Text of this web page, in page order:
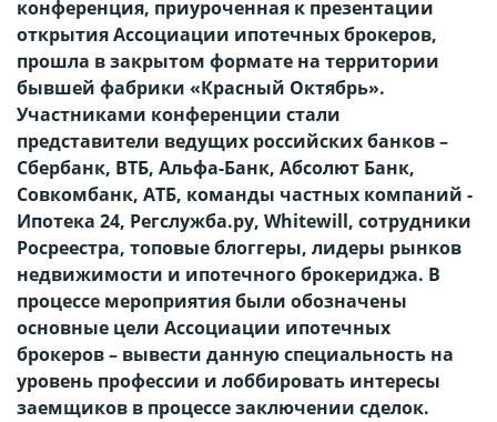
конференция, приуроченная к презентации
открытия Ассоциации ипотечных брокеров,
прошла в закрытом формате на территории
бывшей фабрики «Красный Октябрь».
Участниками конференции стали
представители ведущих российских банков –
Сбербанк, ВТБ, Альфа-Банк, Абсолют Банк,
Совкомбанк, АТБ, команды частных компаний -
Ипотека 24, Регслужба.ру, Whitewill, сотрудники
Росреестра, топовые блоггеры, лидеры рынков
недвижимости и ипотечного брокериджа. В
процессе мероприятия были обозначены
основные цели Ассоциации ипотечных
брокеров – вывести данную специальность на
уровень профессии и лоббировать интересы
заемщиков в процессе заключении сделок.